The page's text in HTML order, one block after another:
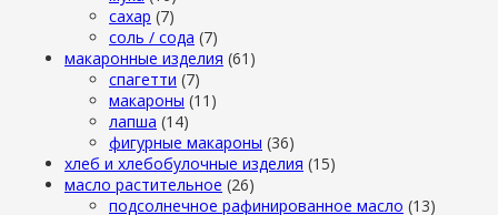
сахар (7)
cоль / cода (7)
макаронные изделия (61)
cпагетти (7)
макароны (11)
лапша (14)
фигурные макароны (36)
хлеб и хлебобулочные изделия (15)
масло растительное (26)
подсолнечное рафинированное масло (13)